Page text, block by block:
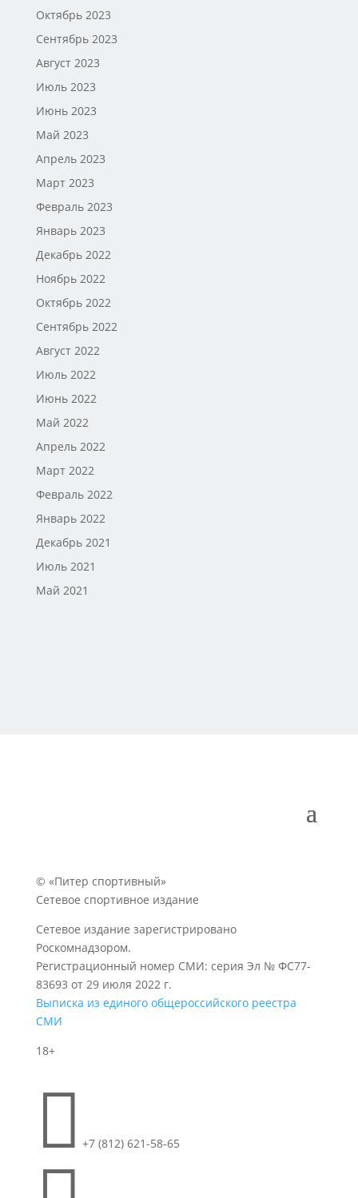
Октябрь 2023
Сентябрь 2023
Август 2023
Июль 2023
Июнь 2023
Май 2023
Апрель 2023
Март 2023
Февраль 2023
Январь 2023
Декабрь 2022
Ноябрь 2022
Октябрь 2022
Сентябрь 2022
Август 2022
Июль 2022
Июнь 2022
Май 2022
Апрель 2022
Март 2022
Февраль 2022
Январь 2022
Декабрь 2021
Июль 2021
Май 2021
© «Питер спортивный»
Сетевое спортивное издание
Сетевое издание зарегистрировано
Роскомнадзором.
Регистрационный номер СМИ: серия Эл № ФС77-
83693 от 29 июля 2022 г.
Выписка из единого общероссийского реестра
СМИ
18+
 +7 (812) 621-58-65